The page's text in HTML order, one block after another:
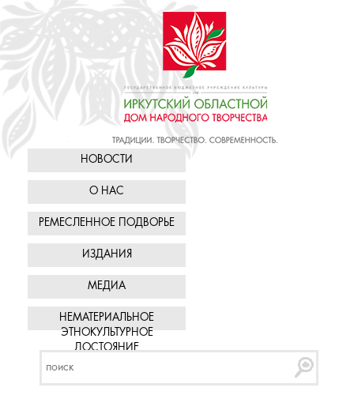
НОВОСТИ
О НАС
РЕМЕСЛЕННОЕ ПОДВОРЬЕ
ИЗДАНИЯ
МЕДИА
НЕМАТЕРИАЛЬНОЕ
ЭТНОКУЛЬТУРНОЕ
ДОСТОЯНИЕ